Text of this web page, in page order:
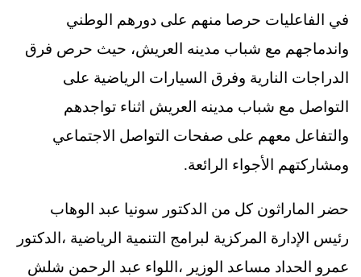
في الفاعليات حرصا منهم على دورهم الوطني
واندماجهم مع شباب مدينه العريش، حيث حرص فرق
الدراجات النارية وفرق السيارات الرياضية على
التواصل مع شباب مدينه العريش اثناء تواجدهم
والتفاعل معهم على صفحات التواصل الاجتماعي
ومشاركتهم الأجواء الرائعة.
حضر الماراثون كل من الدكتور سونيا عبد الوهاب
رئيس الإدارة المركزية لبرامج التنمية الرياضية ،الدكتور
عمرو الحداد مساعد الوزير ،اللواء عبد الرحمن شلش